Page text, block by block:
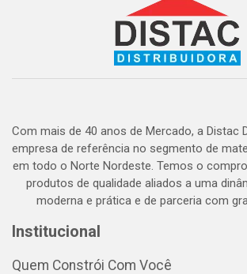
Com mais de 40 anos de Mercado, a Distac
empresa de referência no segmento de
em todo o Norte Nordeste. Temos o
produtos de qualidade aliados a uma
moderna e prática e de parceria com
Institucional
Quem Constrói Com Você